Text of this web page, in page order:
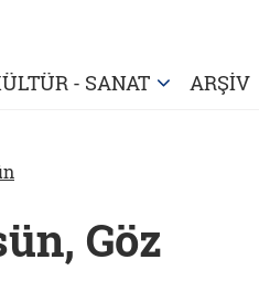
- SANAT ARŞİV
Göz